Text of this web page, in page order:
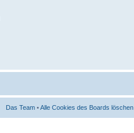
Das Team •Alle Cookies des Boards löschen